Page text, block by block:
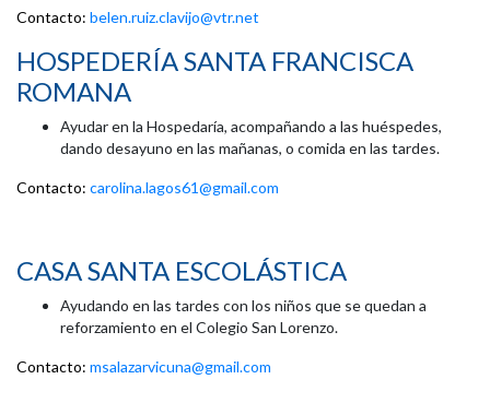
Contacto: belen.ruiz.clavijo@vtr.net
HOSPEDERÍA SANTA FRANCISCA
ROMANA
Ayudar en la Hospedaría, acompañando a las huéspedes,
dando desayuno en las mañanas, o comida en las tardes.
Contacto: carolina.lagos61@gmail.com
CASA SANTA ESCOLÁSTICA
Ayudando en las tardes con los niños que se quedan a
reforzamiento en el Colegio San Lorenzo.
Contacto: msalazarvicuna@gmail.com